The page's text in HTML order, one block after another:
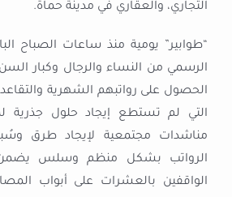
التجاري، والعقاري في مدينة حماة.
“طوابير” يومية منذ ساعات الصباح
الرسمي من النساء والرجال وكبار
الحصول على رواتبهم الشهرية
التي لم تستطع إيجاد حلول جذرية
مناشدات مجتمعية لإيجاد طرق
الرواتب بشكل منظم وسلس يضمن
الواقفين بالعشرات على أبواب